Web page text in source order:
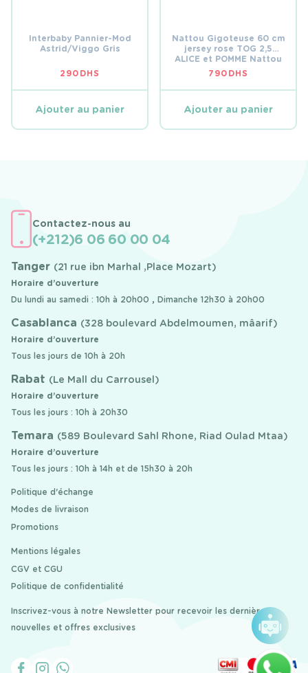
Interbaby Pannier-Mod
Astrid/Viggo Gris
290 DHS
Ajouter au panier
Nattou Gigoteuse 60 cm
jersey rose TOG 2,5
ALICE et POMME Nattou
790 DHS
Ajouter au panier
Contactez-nous au
(+212)6 06 60 00 04
Tanger (21 rue ibn Marhal ,Place Mozart)
Horaire d’ouverture
Du lundi au samedi : 10h à 20h00 , Dimanche 12h30 à 20h00
Casablanca (328 boulevard Abdelmoumen, mâarif)
Horaire d’ouverture
Tous les jours de 10h à 20h
Rabat (Le Mall du Carrousel)
Horaire d’ouverture
Tous les jours : 10h à 20h30
Temara (589 Boulevard Sahl Rhone, Riad Oulad Mtaa)
Horaire d’ouverture
Tous les jours : 10h à 14h et de 15h30 à 20h
Politique d'échange
Modes de livraison
Promotions
Mentions légales
CGV et CGU
Politique de confidentialité
Inscrivez-vous à notre Newsletter pour recevoir les dernières
nouvelles et offres exclusives